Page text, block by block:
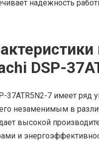
надежность
DSP-
37ATR5N2-7 имеет ряд
незаменимым в
высокой
и